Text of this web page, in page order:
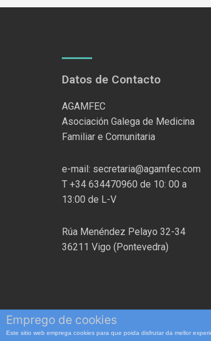
Datos de Contacto
AGAMFEC
Asociación Galega de Medicina
Familiar e Comunitaria
e-mail: secretaria@agamfec.com
T +34 634470960 de 10: 00 a
13:00 de L-V
Rúa Menéndez Pelayo 32-34
36211 Vigo (Pontevedra)
Emprego de cookies
Este sitio web emprega cookies para que poida disfrutar da mellor